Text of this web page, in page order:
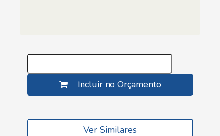
Incluir no Orçamento
Ver Similares